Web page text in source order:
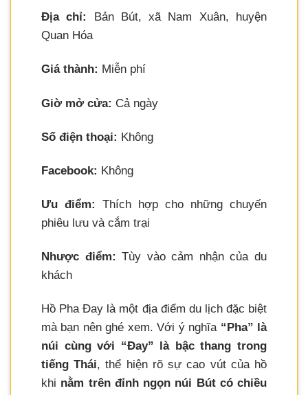
Địa chỉ:
Bản Bút, xã Nam Xuân, huyện
Quan Hóa
Giá thành: Miễn phí
Giờ mở cửa: Cả ngày
Số điện thoại: Không
Facebook: Không
Ưu điểm:
Thích hợp cho những chuyến
phiêu lưu và cắm trại
Nhược điểm: Tùy vào cảm nhận của du
khách
Hồ Pha Đay là một địa điểm du lịch đặc biệt
mà bạn nên ghé xem. Với ý nghĩa“Pha” là
núi cùng với “Đay” là bậc thang trong
tiếng Thái, thể hiện rõ sự cao vút của hồ
khi nằm trên đỉnh ngọn núi Bút có chiều